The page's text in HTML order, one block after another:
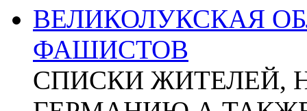
ВЕЛИКОЛУКСКАЯ
ФАШИСТОВ
СПИСКИ ЖИТЕЛЕЙ,